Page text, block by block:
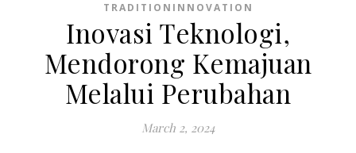
TRADITIONINNOVATION
Inovasi Teknologi,
Mendorong Kemajuan
Melalui Perubahan
March 2, 2024